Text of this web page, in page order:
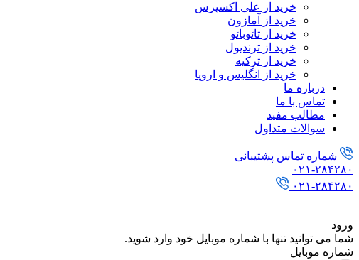
خرید از علی اکسپرس
خرید از آمازون
خرید از تائوبائو
خرید از ترندیول
خرید از ترکیه
خرید از انگلیس و اروپا
درباره ما
تماس با ما
مطالب مفید
سوالات متداول
شماره تماس پشتیبانی
۰۲۱-۲۸۴۲۸۰
۰۲۱-۲۸۴۲۸۰
ورود
شما می توانید تنها با شماره موبایل خود وارد شوید.
شماره موبایل